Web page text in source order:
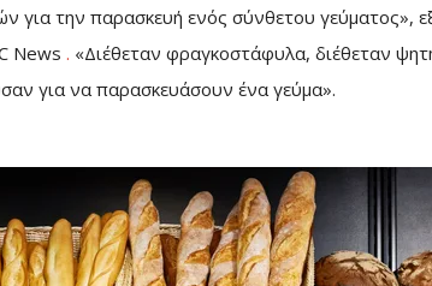
για την παρασκευή ενός σύνθετου γεύματος»,
News . «Διέθεταν φραγκοστάφυλα, διέθεταν
για να παρασκευάσουν ένα γεύμα».